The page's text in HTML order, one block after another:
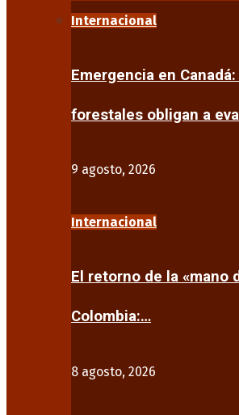
Internacional
Emergencia en
forestales obligan a
9 agosto, 2026
Internacional
El retorno de la «mano
Colombia:…
8 agosto, 2026